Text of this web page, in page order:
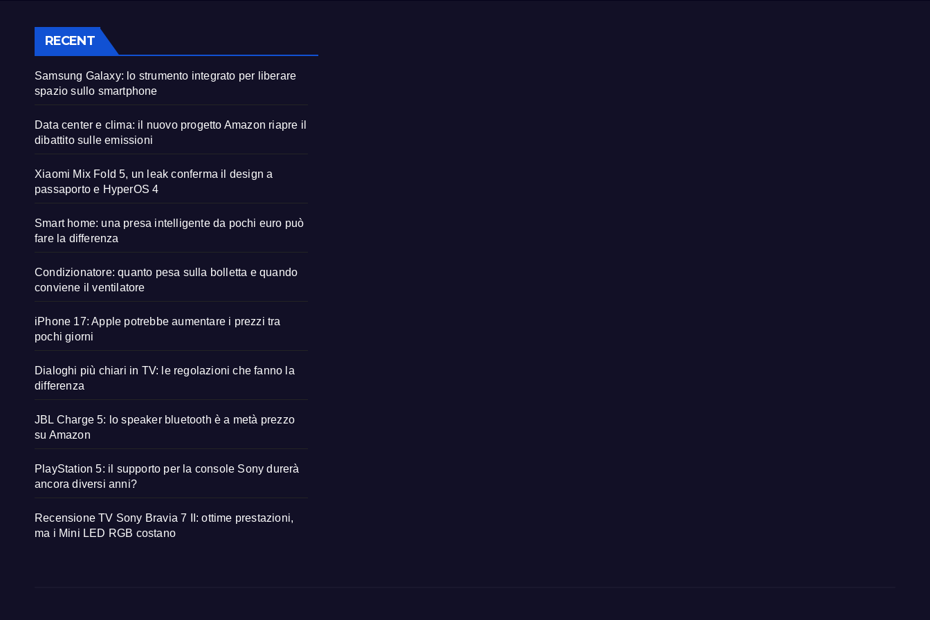
RECENT
Samsung Galaxy: lo strumento integrato per liberare
spazio sullo smartphone
Data center e clima: il nuovo progetto Amazon riapre il
dibattito sulle emissioni
Xiaomi Mix Fold 5, un leak conferma il design a
passaporto e HyperOS 4
Smart home: una presa intelligente da pochi euro può
fare la differenza
Condizionatore: quanto pesa sulla bolletta e quando
conviene il ventilatore
iPhone 17: Apple potrebbe aumentare i prezzi tra
pochi giorni
Dialoghi più chiari in TV: le regolazioni che fanno la
differenza
JBL Charge 5: lo speaker bluetooth è a metà prezzo
su Amazon
PlayStation 5: il supporto per la console Sony durerà
ancora diversi anni?
Recensione TV Sony Bravia 7 II: ottime prestazioni,
ma i Mini LED RGB costano